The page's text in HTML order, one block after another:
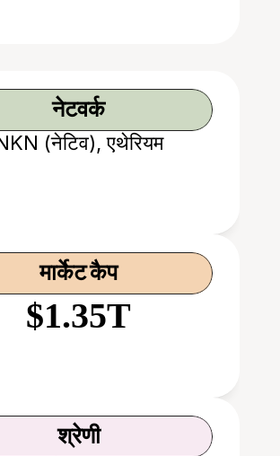
नेटवर्क
(नेटिव), एथेरियम
मार्केट कैप
$1.35T
श्रेणी